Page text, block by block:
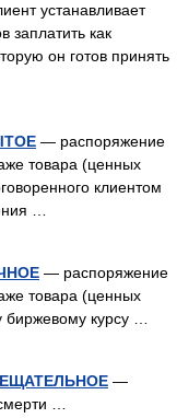
устанавливает
заплатить как
он готов принять
— распоряжение
товара (ценных
клиентом
…
— распоряжение
товара (ценных
курсу …
—
…